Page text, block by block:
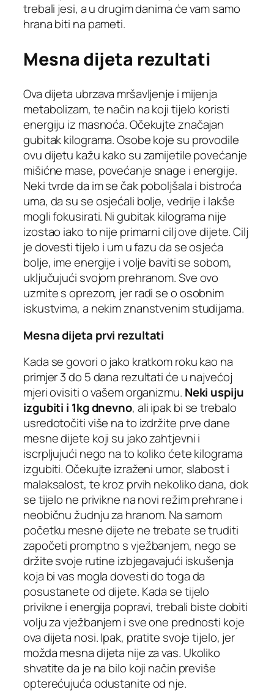
trebali jesi, a u drugim danima će vam samo
hrana biti na pameti.
Mesna dijeta rezultati
Ova dijeta ubrzava mršavljenje i mijenja
metabolizam, te način na koji tijelo koristi
energiju iz masnoća. Očekujte značajan
gubitak kilograma. Osobe koje su provodile
ovu dijetu kažu kako su zamijetile povećanje
mišićne mase, povećanje snage i energije.
Neki tvrde da im se čak poboljšala i bistroća
uma, da su se osjećali bolje, vedrije i lakše
mogli fokusirati. Ni gubitak kilograma nije
izostao iako to nije primarni cilj ove dijete. Cilj
je dovesti tijelo i um u fazu da se osjeća
bolje, ime energije i volje baviti se sobom,
uključujući svojom prehranom. Sve ovo
uzmite s oprezom, jer radi se o osobnim
iskustvima, a nekim znanstvenim studijama.
Mesna dijeta prvi rezultati
Kada se govori o jako kratkom roku kao na
primjer 3 do 5 dana rezultati će u najvećoj
mjeri ovisiti o vašem organizmu. Neki uspiju
izgubiti i 1kg dnevno, ali ipak bi se trebalo
usredotočiti više na to izdržite prve dane
mesne dijete koji su jako zahtjevni i
iscrpljujući nego na to koliko ćete kilograma
izgubiti. Očekujte izraženi umor, slabost i
malaksalost, te kroz prvih nekoliko dana, dok
se tijelo ne privikne na novi režim prehrane i
neobičnu žudnju za hranom. Na samom
početku mesne dijete ne trebate se truditi
započeti promptno s vježbanjem, nego se
držite svoje rutine izbjegavajući iskušenja
koja bi vas mogla dovesti do toga da
posustanete od dijete. Kada se tijelo
privikne i energija popravi, trebali biste dobiti
volju za vježbanjem i sve one prednosti koje
ova dijeta nosi. Ipak, pratite svoje tijelo, jer
možda mesna dijeta nije za vas. Ukoliko
shvatite da je na bilo koji način previše
opterećujuća odustanite od nje.